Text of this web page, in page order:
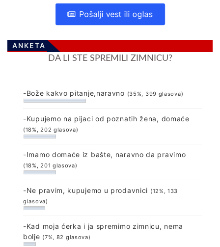
Pošalji vest ili oglas
ANKETA
DA LI STE SPREMILI ZIMNICU?
-Bože kakvo pitanje,naravno (35%, 399 glasova)
-Kupujemo na pijaci od poznatih žena, domaće
(18%, 202 glasova)
-Imamo domaće iz bašte, naravno da pravimo
(18%, 201 glasova)
-Ne pravim, kupujemo u prodavnici (12%, 133
glasova)
-Kad moja ćerka i ja spremimo zimnicu, nema
bolje (7%, 82 glasova)